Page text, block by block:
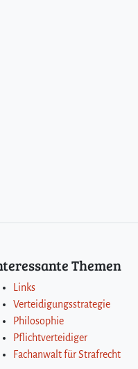
Themen
Links
Verteidigungsstrategie
Philosophie
Pflichtverteidiger
Fachanwalt für Strafrecht